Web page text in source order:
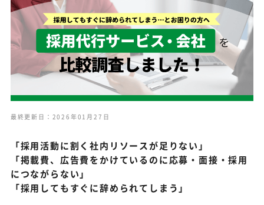
最終更新日：2026年01月27日
「採用活動に割く社内リソースが足りない」
「掲載費、広告費をかけているのに応募・面接・採用
につながらない」
「採用してもすぐに辞められてしまう」